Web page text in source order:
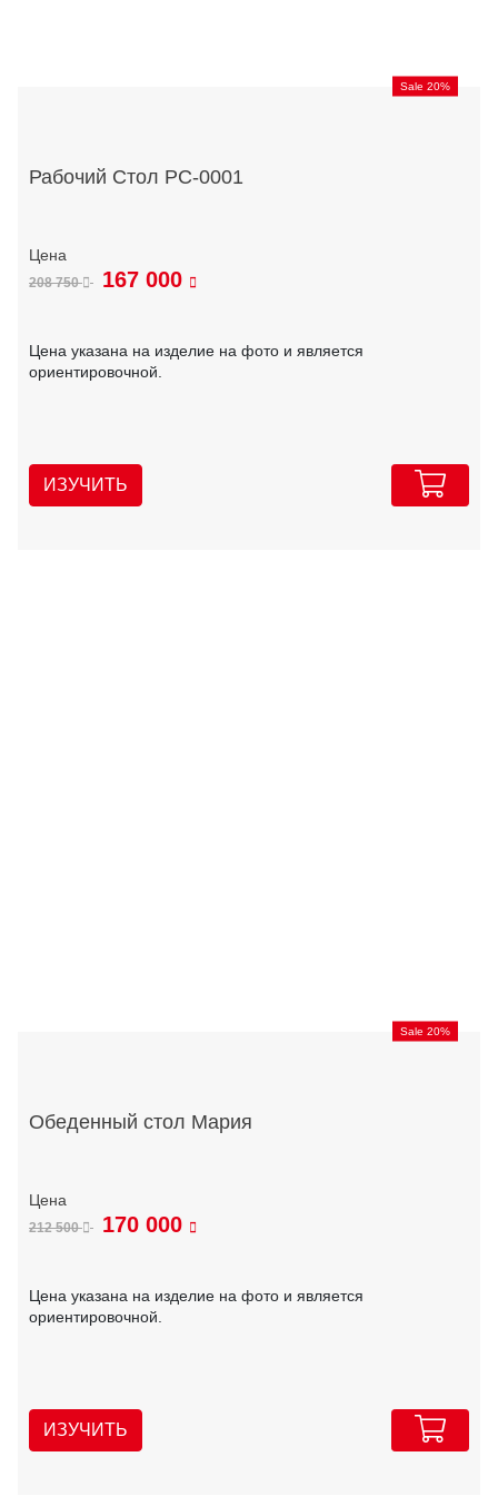
Sale 20%
Рабочий Стол РС-0001
208 750 167 000
Цена указана на изделие на фото и является
ориентировочной.
ИЗУЧИТЬ
Sale 20%
Обеденный стол Мария
212 500 170 000
Цена указана на изделие на фото и является
ориентировочной.
ИЗУЧИТЬ